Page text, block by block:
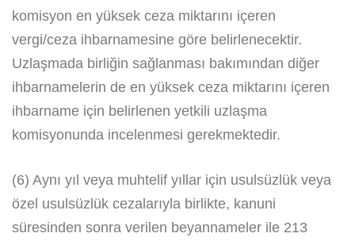
komisyon en yüksek ceza miktarını içeren
vergi/ceza ihbarnamesine göre belirlenecektir.
Uzlaşmada birliğin sağlanması bakımından diğer
ihbarnamelerin de en yüksek ceza miktarını içeren
ihbarname için belirlenen yetkili uzlaşma
komisyonunda incelenmesi gerekmektedir.
(6) Aynı yıl veya muhtelif yıllar için usulsüzlük veya
özel usulsüzlük cezalarıyla birlikte, kanuni
süresinden sonra verilen beyannameler ile 213